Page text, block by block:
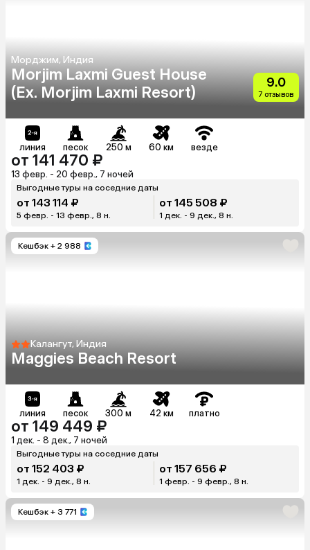
Морджим, Индия
Morjim Laxmi Guest House
(Ex. Morjim Laxmi Resort)
9.0
7 отзывов
линия песок 250 м 60 км везде
от 141 470 ₽
13 февр. - 20 февр., 7 ночей
Выгодные туры на соседние даты
от 143 114 ₽
5 февр. - 13 февр., 8 н.
от 145 508 ₽
1 дек. - 9 дек., 8 н.
Кешбэк + 2 988
Калангут, Индия
Maggies Beach Resort
линия песок 300 м 42 км платно
от 149 449 ₽
1 дек. - 8 дек., 7 ночей
Выгодные туры на соседние даты
от 152 403 ₽
1 дек. - 9 дек., 8 н.
от 157 656 ₽
1 февр. - 9 февр., 8 н.
Кешбэк + 3 771